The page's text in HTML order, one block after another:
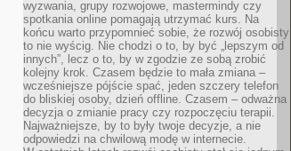
wyzwania, grupy rozwojowe, mastermindy czy
spotkania online pomagają utrzymać kurs. Na
końcu warto przypomnieć sobie, że rozwój osobisty
to nie wyścig. Nie chodzi o to, by być „lepszym od
innych”, lecz o to, by w zgodzie ze sobą zrobić
kolejny krok. Czasem będzie to mała zmiana –
wcześniejsze pójście spać, jeden szczery telefon
do bliskiej osoby, dzień offline. Czasem – odważna
decyzja o zmianie pracy czy rozpoczęciu terapii.
Najważniejsze, by to były twoje decyzje, a nie
odpowiedzi na chwilową modę w internecie.